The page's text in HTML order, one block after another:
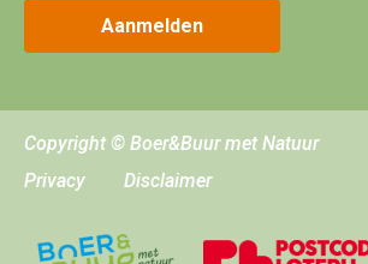
Aanmelden
Copyright © Boer&Buur met Natuur
Privacy
Disclaimer